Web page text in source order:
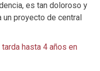
es tan doloroso y
proyecto de central
hasta 4 años en